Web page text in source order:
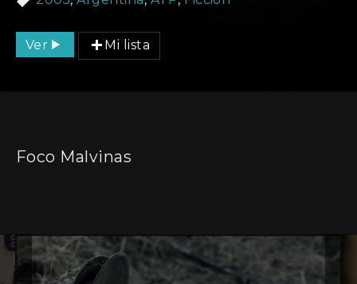
Ver Mi lista
Foco Malvinas